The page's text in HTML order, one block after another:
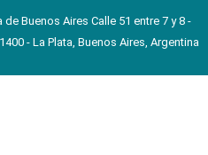
Buenos Aires Calle 51 entre 7 y 8 -
- La Plata, Buenos Aires, Argentina